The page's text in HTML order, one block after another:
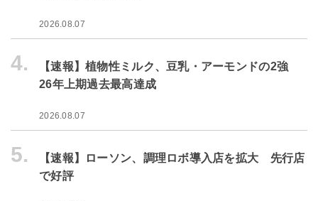
2026.08.07
4.
【速報】植物性ミルク、豆乳・アーモンドの2強
26年上期過去最高達成
2026.08.07
5.
【速報】ローソン、調理ロボ導入店を拡大 先行店
で好評